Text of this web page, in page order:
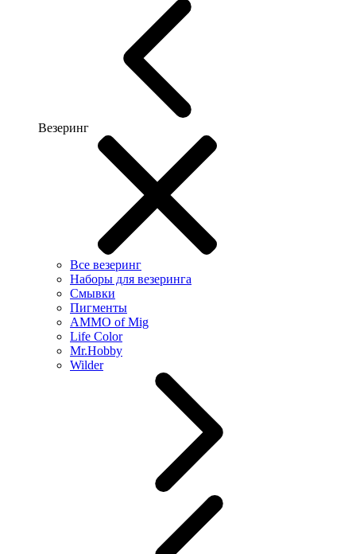
Везеринг
Все везеринг
Наборы для везеринга
Смывки
Пигменты
AMMO of Mig
Life Color
Mr.Hobby
Wilder